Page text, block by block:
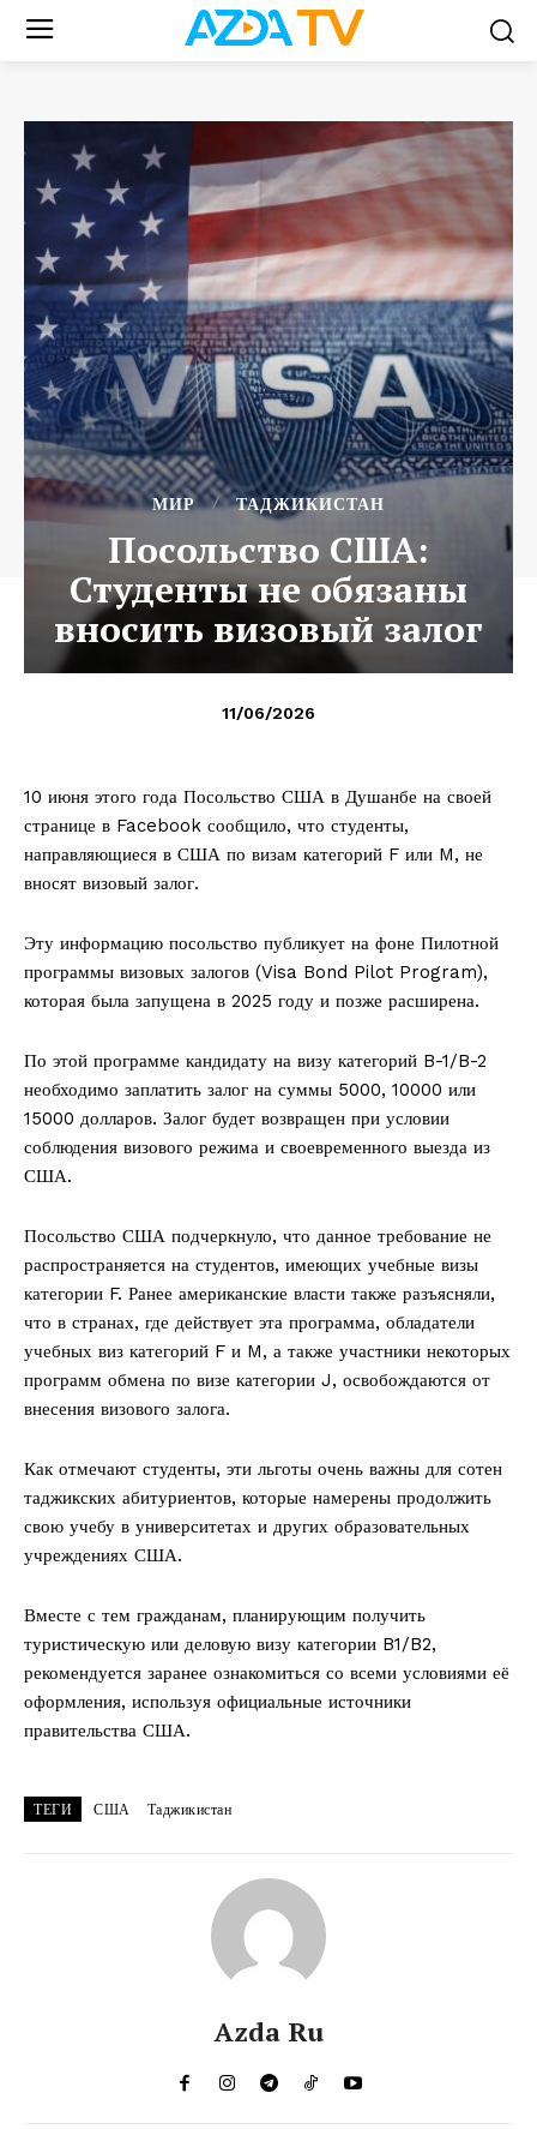
МИР ТАДЖИКИСТАН
Посольство США:
Студенты не обязаны
вносить визовый залог
11/06/2026
10 июня этого года Посольство США в Душанбе на своей
странице в Facebook сообщило, что студенты,
направляющиеся в США по визам категорий F или M, не
вносят визовый залог.
Эту информацию посольство публикует на фоне Пилотной
программы визовых залогов (Visa Bond Pilot Program),
которая была запущена в 2025 году и позже расширена.
По этой программе кандидату на визу категорий B-1/B-2
необходимо заплатить залог на суммы 5000, 10000 или
15000 долларов. Залог будет возвращен при условии
соблюдения визового режима и своевременного выезда из
США.
Посольство США подчеркнуло, что данное требование не
распространяется на студентов, имеющих учебные визы
категории F. Ранее американские власти также разъясняли,
что в странах, где действует эта программа, обладатели
учебных виз категорий F и M, а также участники некоторых
программ обмена по визе категории J, освобождаются от
внесения визового залога.
Как отмечают студенты, эти льготы очень важны для сотен
таджикских абитуриентов, которые намерены продолжить
свою учебу в университетах и других образовательных
учреждениях США.
Вместе с тем гражданам, планирующим получить
туристическую или деловую визу категории B1/B2,
рекомендуется заранее ознакомиться со всеми условиями её
оформления, используя официальные источники
правительства США.
ТЕГИ США Таджикистан
Azda Ru